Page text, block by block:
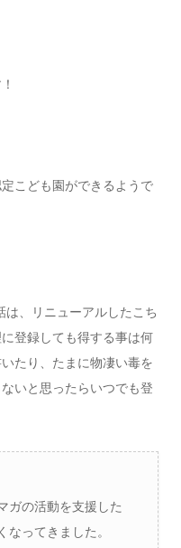
こども園ができるようで
、リニューアルしたこち
登録しても得する事は何
たり、たまに物凄い毒を
いと思ったらいつでも登
ガの活動を支援した
なってきました。